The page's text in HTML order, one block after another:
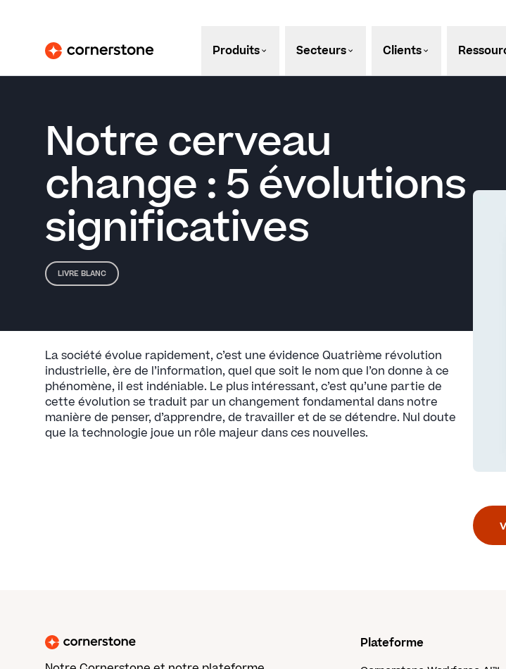
Produits Secteurs Clients
Notre cerveau
change : 5 évolutions
significatives
LIVRE BLANC
La société évolue rapidement, c’est une évidence Quatrième révolution
industrielle, ère de l’information, quel que soit le nom que l’on donne à ce
phénomène, il est indéniable. Le plus intéressant, c’est qu’une partie de
cette évolution se traduit par un changement fondamental dans notre
manière de penser, d’apprendre, de travailler et de se détendre. Nul doute
que la technologie joue un rôle majeur dans ces nouvelles.
Plateforme